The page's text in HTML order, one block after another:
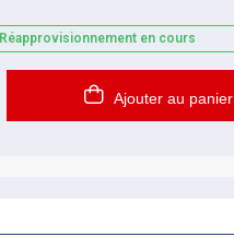
Réapprovisionnement en cours
Ajouter au panier